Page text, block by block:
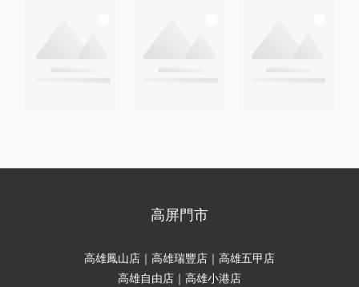
高屏門市
高雄鳳山店｜高雄瑞豐店｜高雄五甲店
高雄自由店｜高雄小港店